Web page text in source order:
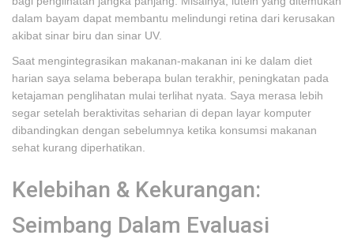
dalam bayam dapat membantu melindungi retina dari kerusakan
akibat sinar biru dan sinar UV.
Saat mengintegrasikan makanan-makanan ini ke dalam diet
harian saya selama beberapa bulan terakhir, peningkatan pada
ketajaman penglihatan mulai terlihat nyata. Saya merasa lebih
segar setelah beraktivitas seharian di depan layar komputer
dibandingkan dengan sebelumnya ketika konsumsi makanan
sehat kurang diperhatikan.
Kelebihan & Kekurangan:
Seimbang Dalam Evaluasi